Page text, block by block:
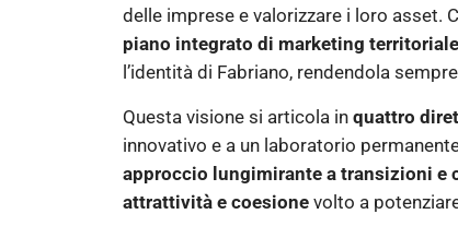
delle imprese e valorizzare i loro asset.
piano integrato di marketing territoriale
l’identità di Fabriano, rendendola
Questa visione si articola in quattro
innovativo e a un laboratorio
approccio lungimirante a transizioni e
attrattività e coesione volto a